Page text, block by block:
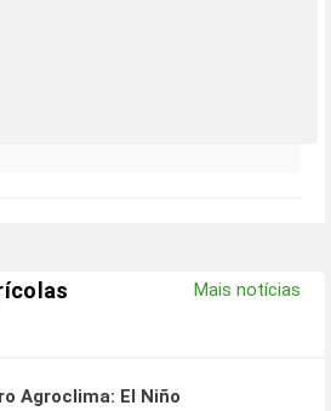
Mais notícias
Agroclima: El Niño